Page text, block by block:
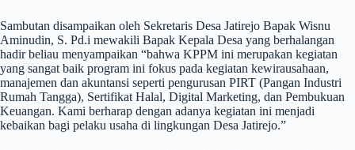
Sambutan disampaikan oleh Sekretaris Desa Jatirejo Bapak Wisnu
Aminudin, S. Pd.i mewakili Bapak Kepala Desa yang berhalangan
hadir beliau menyampaikan “bahwa KPPM ini merupakan kegiatan
yang sangat baik program ini fokus pada kegiatan kewirausahaan,
manajemen dan akuntansi seperti pengurusan PIRT (Pangan Industri
Rumah Tangga), Sertifikat Halal, Digital Marketing, dan Pembukuan
Keuangan. Kami berharap dengan adanya kegiatan ini menjadi
kebaikan bagi pelaku usaha di lingkungan Desa Jatirejo.”